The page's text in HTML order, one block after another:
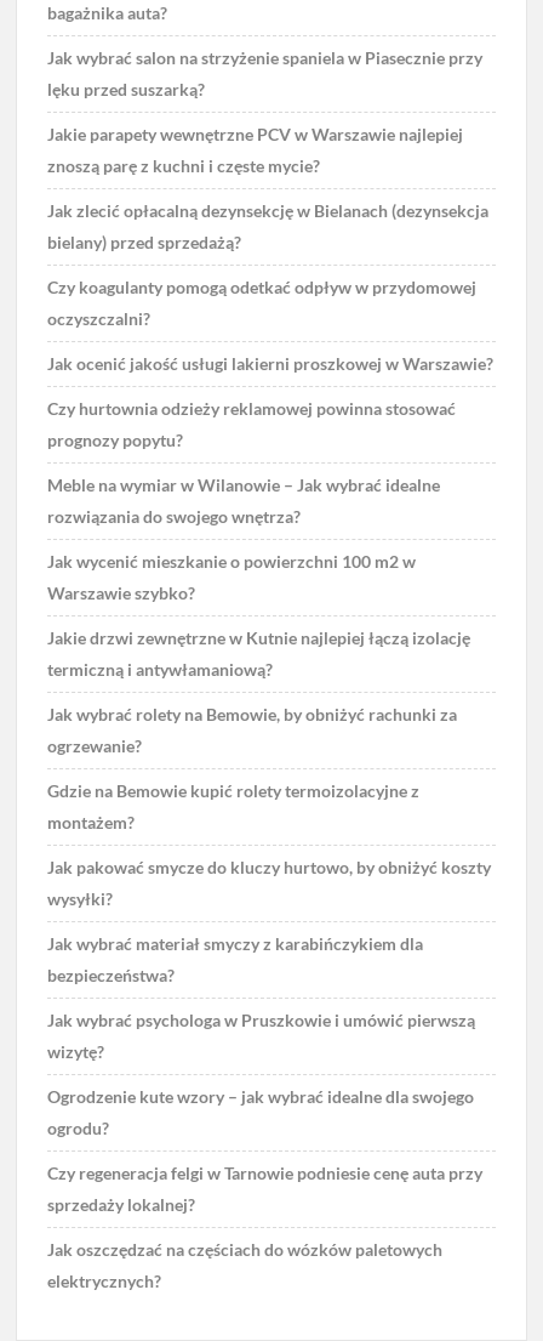
bagażnika auta?
Jak wybrać salon na strzyżenie spaniela w Piasecznie przy
lęku przed suszarką?
Jakie parapety wewnętrzne PCV w Warszawie najlepiej
znoszą parę z kuchni i częste mycie?
Jak zlecić opłacalną dezynsekcję w Bielanach (dezynsekcja
bielany) przed sprzedażą?
Czy koagulanty pomogą odetkać odpływ w przydomowej
oczyszczalni?
Jak ocenić jakość usługi lakierni proszkowej w Warszawie?
Czy hurtownia odzieży reklamowej powinna stosować
prognozy popytu?
Meble na wymiar w Wilanowie – Jak wybrać idealne
rozwiązania do swojego wnętrza?
Jak wycenić mieszkanie o powierzchni 100 m2 w
Warszawie szybko?
Jakie drzwi zewnętrzne w Kutnie najlepiej łączą izolację
termiczną i antywłamaniową?
Jak wybrać rolety na Bemowie, by obniżyć rachunki za
ogrzewanie?
Gdzie na Bemowie kupić rolety termoizolacyjne z
montażem?
Jak pakować smycze do kluczy hurtowo, by obniżyć koszty
wysyłki?
Jak wybrać materiał smyczy z karabińczykiem dla
bezpieczeństwa?
Jak wybrać psychologa w Pruszkowie i umówić pierwszą
wizytę?
Ogrodzenie kute wzory – jak wybrać idealne dla swojego
ogrodu?
Czy regeneracja felgi w Tarnowie podniesie cenę auta przy
sprzedaży lokalnej?
Jak oszczędzać na częściach do wózków paletowych
elektrycznych?